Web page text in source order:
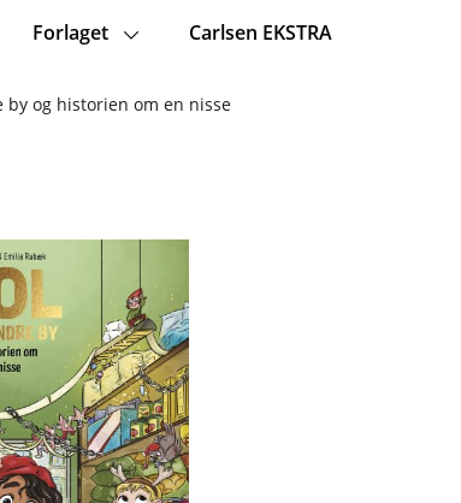
Forlaget Carlsen EKSTRA
by og historien om en nisse